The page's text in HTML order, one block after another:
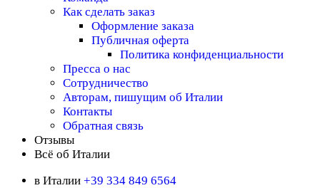
Как сделать заказ
Оформление заказа
Публичная оферта
Политика конфиденциальности
Пресса о нас
Сотрудничество
Авторам, пишущим об Италии
Контакты
Обратная связь
Отзывы
Всё об Италии
в Италии +39 334 849 6564